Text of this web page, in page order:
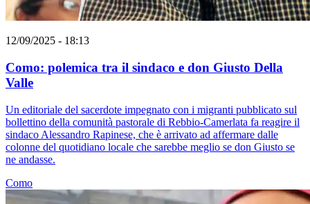
12/09/2025 - 18:13
Como: polemica tra il sindaco e don Giusto Della
Valle
Un editoriale del sacerdote impegnato con i migranti pubblicato sul
bollettino della comunità pastorale di Rebbio-Camerlata fa reagire il
sindaco Alessandro Rapinese, che è arrivato ad affermare dalle
colonne del quotidiano locale che sarebbe meglio se don Giusto se
ne andasse.
Como